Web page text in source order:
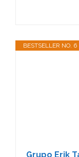
BESTSELLER NO. 6
Grupo Erik